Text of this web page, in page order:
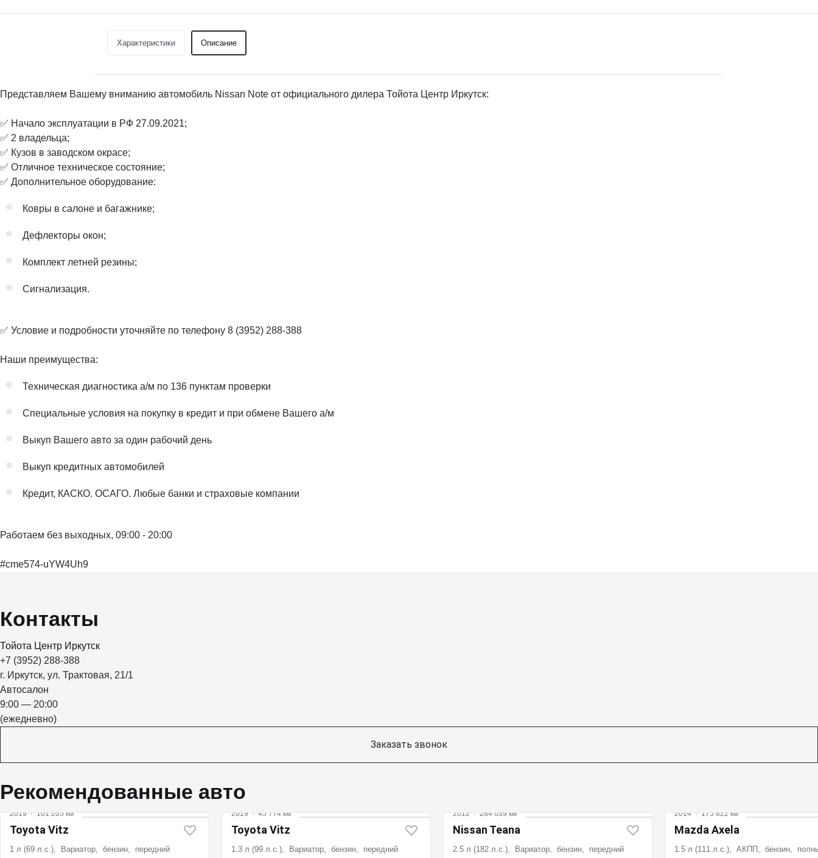
Характеристики Описание
Представляем Вашему вниманию автомобиль Nissan Note от официального дилера Тойота Центр Иркутск:
✅ Начало эксплуатации в РФ 27.09.2021;
✅ 2 владельца;
✅ Кузов в заводском окрасе;
✅ Отличное техническое состояние;
✅ Дополнительное оборудование:
Ковры в салоне и багажнике;
Дефлекторы окон;
Комплект летней резины;
Сигнализация.
✅ Условие и подробности уточняйте по телефону 8 (3952) 288-388
Наши преимущества:
Техническая диагностика а/м по 136 пунктам проверки
Специальные условия на покупку в кредит и при обмене Вашего а/м
Выкуп Вашего авто за один рабочий день
Выкуп кредитных автомобилей
Кредит, КАСКО. ОСАГО. Любые банки и страховые компании
Работаем без выходных, 09:00 - 20:00
#cme574-uYW4Uh9
Контакты
Тойота Центр Иркутск
+7 (3952) 288-388
г. Иркутск, ул. Трактовая, 21/1
Автосалон
9:00 — 20:00
(ежедневно)
Заказать звонок
Рекомендованные авто
2019 · 101 205 км
Toyota Vitz
1 л (69 л.с.), Вариатор, бензин, передний
2019 · 45 774 км
Toyota Vitz
1.3 л (99 л.с.), Вариатор, бензин, передний
2012 · 284 039 км
Nissan Teana
2.5 л (182 л.с.), Вариатор, бензин, передний
2014 · 175 822 км
Mazda Axela
1.5 л (111 л.с.), АКПП, бензин,